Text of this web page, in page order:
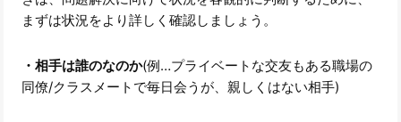
まずは状況をより詳しく確認しましょう。
・相手は誰のなのか(例…プライベートな交友もある職場の
同僚/クラスメートで毎日会うが、親しくはない相手)